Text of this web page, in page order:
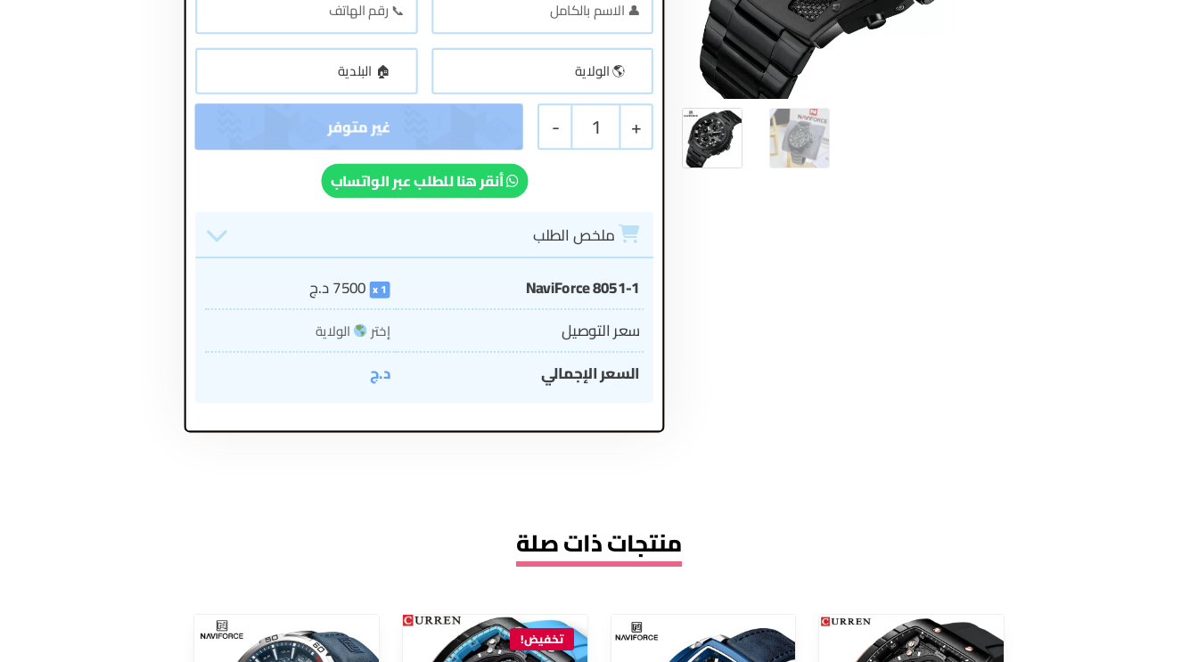
+
1
-
أنقر هنا للطلب عبر الواتساب
ملخص الطلب
NaviForce 8051-1
1
7500د.ج
سعر التوصيل
إختر الولاية
السعر الإجمالي د.ج
منتجات ذات صلة
تخفيض!